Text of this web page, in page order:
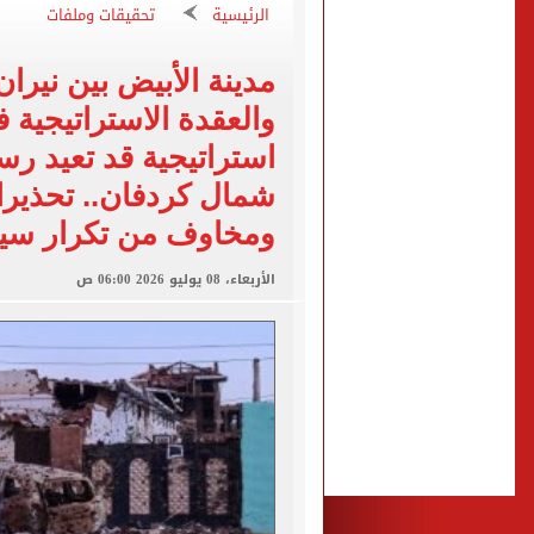
"تنظيم الاتصالات":
الكشف عن قصر محمد صلاح
الاتحاد التركي يمنح
الرئيسية تحقيقات وملفات
مدينة الأبيض بين
والعقدة
استراتيجية قد تعيد
شمال كردفان..
ومخاوف من تكرار
الأربعاء، 08 يوليو 2026 06:00 ص